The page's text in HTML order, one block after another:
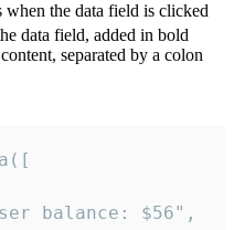
when the data field is clicked
data field, added in bold
separated by a colon
balance: $56",